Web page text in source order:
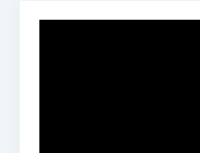
Контакт